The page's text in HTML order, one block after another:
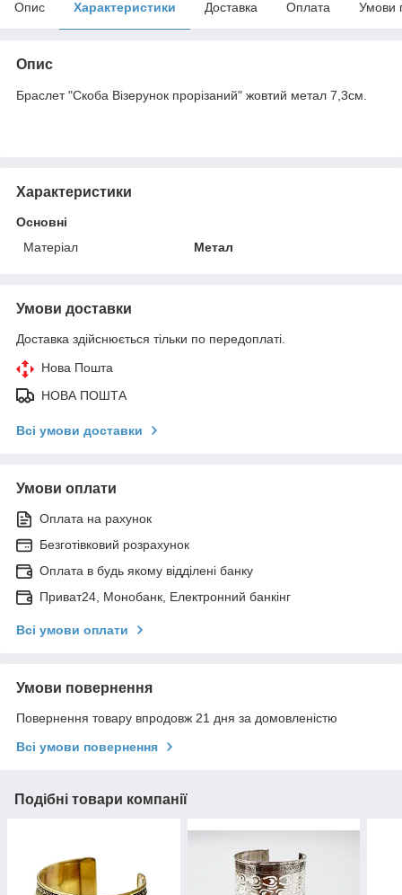
Опис Характеристики Доставка Оплата Умови
Опис
Браслет "Скоба Візерунок прорізаний" жовтий метал 7,3см.
Характеристики
Основні
Матеріал
Метал
Умови доставки
Доставка здійснюється тільки по передоплаті.
Нова Пошта
НОВА ПОШТА
Всі умови доставки
Умови оплати
Оплата на рахунок
Безготівковий розрахунок
Оплата в будь якому відділені банку
Приват24, Монобанк, Електронний банкінг
Всі умови оплати
Умови повернення
Повернення товару впродовж 21 дня за домовленістю
Всі умови повернення
Подібні товари компанії